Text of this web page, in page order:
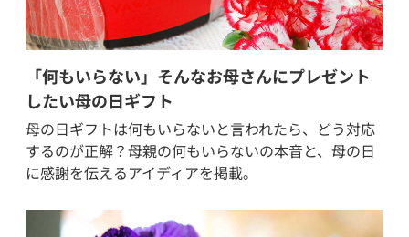
「何もいらない」そんなお母さんにプレゼント
したい母の日ギフト
母の日ギフトは何もいらないと言われたら、どう対応
するのが正解？母親の何もいらないの本音と、母の日
に感謝を伝えるアイディアを掲載。